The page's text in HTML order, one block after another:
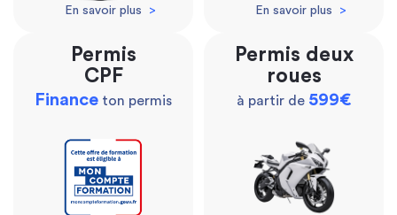
En savoir plus > En savoir plus >
Permis
CPF
Finance ton permis
Permis deux
roues
à partir de 599€